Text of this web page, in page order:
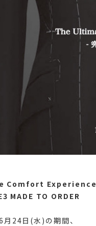
Comfort Experience
MADE TO ORDER
24日(水)の期間、